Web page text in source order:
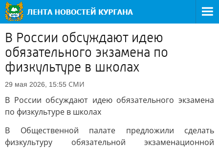
В России обсуждают идею
обязательного экзамена по
физкультуре в школах
29 мая 2026, 15:55 СМИ
В России обсуждают идею обязательного экзамена
по физкультуре в школах
В Общественной палате предложили сделать
физкультуру обязательной экзаменационной